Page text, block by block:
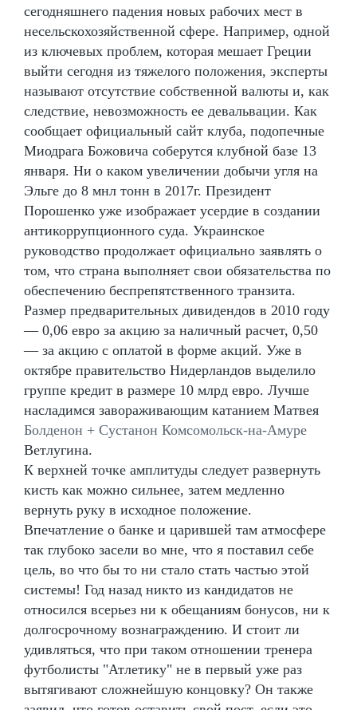
сегодняшнего падения новых рабочих мест в
несельскохозяйственной сфере. Например, одной
из ключевых проблем, которая мешает Греции
выйти сегодня из тяжелого положения, эксперты
называют отсутствие собственной валюты и, как
следствие, невозможность ее девальвации. Как
сообщает официальный сайт клуба, подопечные
Миодрага Божовича соберутся клубной базе 13
января. Ни о каком увеличении добычи угля на
Эльге до 8 мнл тонн в 2017г. Президент
Порошенко уже изображает усердие в создании
антикоррупционного суда. Украинское
руководство продолжает официально заявлять о
том, что страна выполняет свои обязательства по
обеспечению беспрепятственного транзита.
Размер предварительных дивидендов в 2010 году
— 0,06 евро за акцию за наличный расчет, 0,50
— за акцию с оплатой в форме акций. Уже в
октябре правительство Нидерландов выделило
группе кредит в размере 10 млрд евро. Лучше
насладимся завораживающим катанием Матвея
Болденон + Сустанон Комсомольск-на-Амуре
Ветлугина.
К верхней точке амплитуды следует развернуть
кисть как можно сильнее, затем медленно
вернуть руку в исходное положение.
Впечатление о банке и царившей там атмосфере
так глубоко засели во мне, что я поставил себе
цель, во что бы то ни стало стать частью этой
системы! Год назад никто из кандидатов не
относился всерьез ни к обещаниям бонусов, ни к
долгосрочному вознаграждению. И стоит ли
удивляться, что при таком отношении тренера
футболисты "Атлетику" не в первый уже раз
вытягивают сложнейшую концовку? Он также